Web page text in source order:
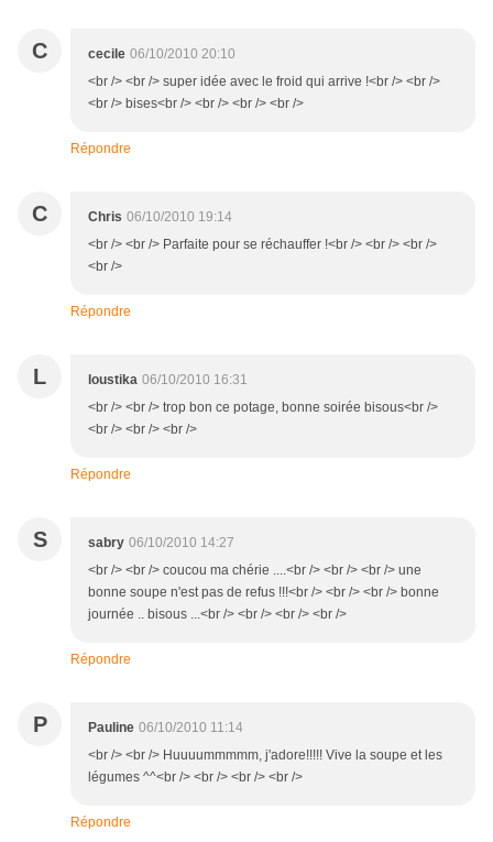
C cecile 06/10/2010 20:10
<br /> <br /> super idée avec le froid qui arrive !<br /> <br />
<br /> bises<br /> <br /> <br /> <br />
Répondre
C Chris 06/10/2010 19:14
<br /> <br /> Parfaite pour se réchauffer !<br /> <br /> <br />
<br />
Répondre
L loustika 06/10/2010 16:31
<br /> <br /> trop bon ce potage, bonne soirée bisous<br />
<br /> <br /> <br />
Répondre
S sabry 06/10/2010 14:27
<br /> <br /> coucou ma chérie ....<br /> <br /> <br /> une
bonne soupe n'est pas de refus !!!<br /> <br /> <br /> bonne
journée .. bisous ...<br /> <br /> <br /> <br />
Répondre
P Pauline 06/10/2010 11:14
<br /> <br /> Huuuummmmm, j'adore!!!!! Vive la soupe et les
légumes ^^<br /> <br /> <br /> <br />
Répondre